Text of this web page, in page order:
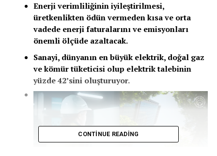
Enerji verimliliğinin iyileştirilmesi,
üretkenlikten ödün vermeden kısa ve orta
vadede enerji faturalarını ve emisyonları
önemli ölçüde azaltacak.
Sanayi, dünyanın en büyük elektrik, doğal gaz
ve kömür tüketicisi olup elektrik talebinin
yüzde 42’sini oluşturuyor.
CONTINUE READING